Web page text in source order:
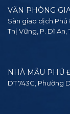
VĂN PHÒNG
Sàn giao dịch
Thị Vững, P. Dĩ An,
NHÀ MẪU PHÚ
DT 743C, Phường